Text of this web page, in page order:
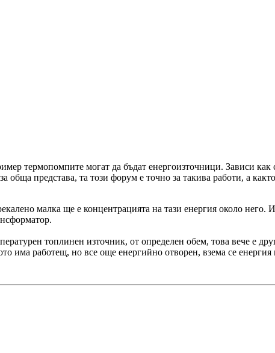
термопомпите могат да бъдат енергоизточници. Зависи как
обща представа, та този форум е точно за такива работи, а
малка ще е концентрацията на тази енергия около него.
топлинен източник, от определен обем, това вече е
има работещ, но все още енергийно отворен, взема се